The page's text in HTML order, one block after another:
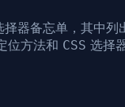
器备忘单，其中列
位方法和 CSS 选择